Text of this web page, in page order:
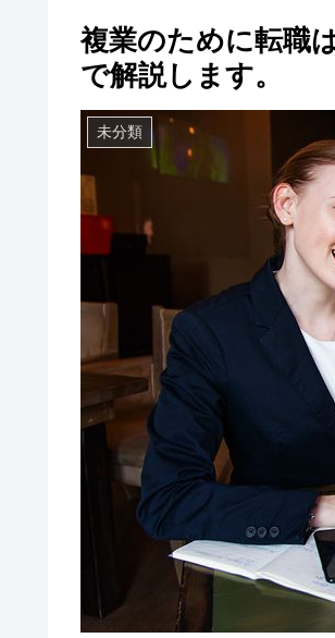
複業のために転職
で解説します。
未分類